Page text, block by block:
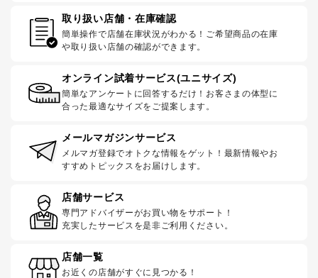
取り扱い店舗・在庫確認
簡単操作で店舗在庫状況がわかる！ご希望商品の在庫
や取り扱い店舗の確認ができます。
オンライン試着サービス(ユニサイズ)
簡単なアンケートに回答するだけ！お客さまの体型に
合った最適なサイズをご提案します。
メールマガジンサービス
メルマガ登録でオトクな情報をゲット！最新情報やお
すすめトピックスをお届けします。
店舗サービス
専門アドバイザーがお買い物をサポート！
充実したサービスを是非ご利用ください。
店舗一覧
お近くの店舗がすぐに見つかる！